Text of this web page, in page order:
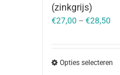
(zinkgrijs)
€27,00 – €28,50
Opties selecteren